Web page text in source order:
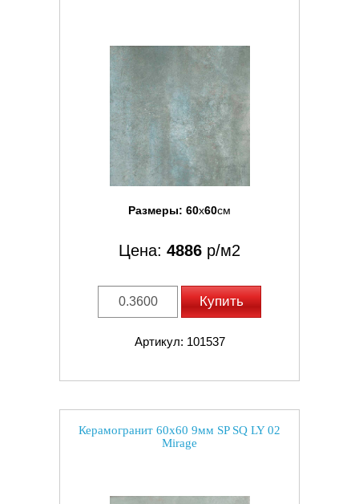
Размеры: 60x60см
Цена: 4886 р/м2
Купить
Артикул: 101537
Керамогранит 60x60 9мм SP SQ LY 02
Mirage